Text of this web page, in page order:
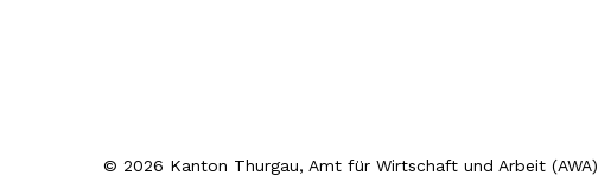
© 2026 Kanton Thurgau, Amt für Wirtschaft und Arbeit (AWA)